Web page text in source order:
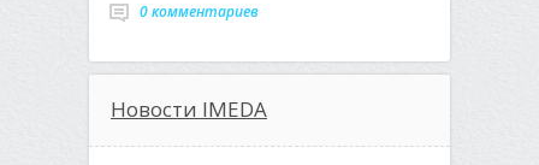
0 комментариев
Новости IMEDA